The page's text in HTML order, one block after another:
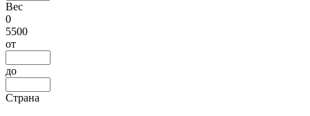
Вес
0
5500
от
до
Страна